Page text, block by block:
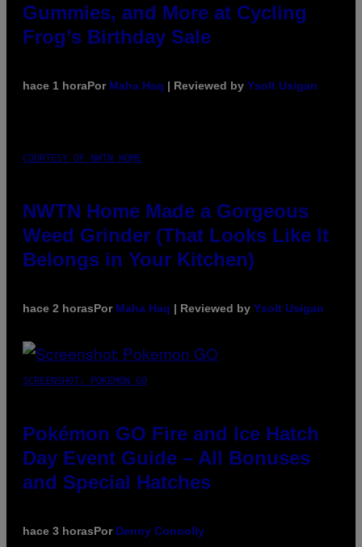
Gummies, and More at Cycling
Frog’s Birthday Sale
hace 1 horaPor Maha Haq | Reviewed by Ysolt Usigan
COURTESY OF NWTN HOME
NWTN Home Made a Gorgeous
Weed Grinder (That Looks Like It
Belongs in Your Kitchen)
hace 2 horasPor Maha Haq | Reviewed by Ysolt Usigan
SCREENSHOT: POKEMON GO
Pokémon GO Fire and Ice Hatch
Day Event Guide – All Bonuses
and Special Hatches
hace 3 horasPor Denny Connolly